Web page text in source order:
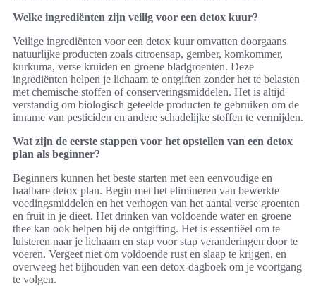
Welke ingrediënten zijn veilig voor een detox kuur?
Veilige ingrediënten voor een detox kuur omvatten doorgaans
natuurlijke producten zoals citroensap, gember, komkommer,
kurkuma, verse kruiden en groene bladgroenten. Deze
ingrediënten helpen je lichaam te ontgiften zonder het te belasten
met chemische stoffen of conserveringsmiddelen. Het is altijd
verstandig om biologisch geteelde producten te gebruiken om de
inname van pesticiden en andere schadelijke stoffen te vermijden.
Wat zijn de eerste stappen voor het opstellen van een detox
plan als beginner?
Beginners kunnen het beste starten met een eenvoudige en
haalbare detox plan. Begin met het elimineren van bewerkte
voedingsmiddelen en het verhogen van het aantal verse groenten
en fruit in je dieet. Het drinken van voldoende water en groene
thee kan ook helpen bij de ontgifting. Het is essentiëel om te
luisteren naar je lichaam en stap voor stap veranderingen door te
voeren. Vergeet niet om voldoende rust en slaap te krijgen, en
overweeg het bijhouden van een detox-dagboek om je voortgang
te volgen.